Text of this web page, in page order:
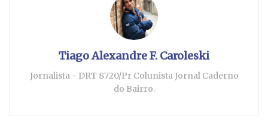
Tiago Alexandre F. Caroleski
Jornalista - DRT 8720/Pr Colunista Jornal Caderno
do Bairro.